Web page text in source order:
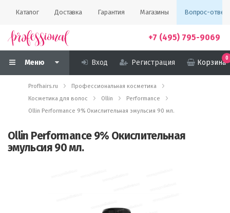
Каталог Доставка Гарантия Магазины Вопрос-ответ
+7 (495) 795-9069
Меню Вход Регистрация Корзина
0
Profhairs.ru
Профессиональная косметика
Косметика для волос
Ollin
Performance
Ollin Performance 9% Окислительная эмульсия 90 мл.
Ollin Performance 9% Окислительная
эмульсия 90 мл.